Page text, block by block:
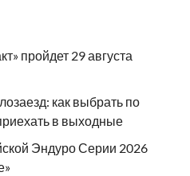
пройдет 29 августа
как выбрать по
в выходные
Эндуро Серии 2026